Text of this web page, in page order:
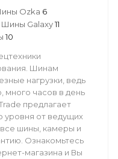
Ozka 6
Шины Galaxy11
10
Шинам
нагрузки, ведь
много часов в день
предлагает
уровня от ведущих
шины, камеры и
Ознакомьтесь
магазина и Вы